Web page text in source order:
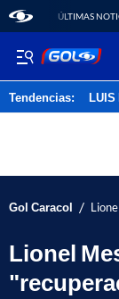
ÚLTIMAS
Tendencias: LUIS
Gol Caracol /
Lionel